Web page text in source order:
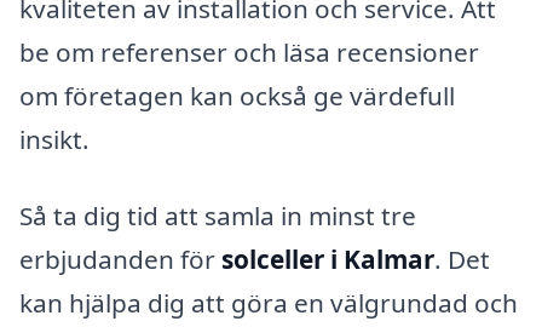
kvaliteten av installation och service. Att
be om referenser och läsa recensioner
om företagen kan också ge värdefull
insikt.
Så ta dig tid att samla in minst tre
erbjudanden för solceller i Kalmar. Det
kan hjälpa dig att göra en välgrundad och